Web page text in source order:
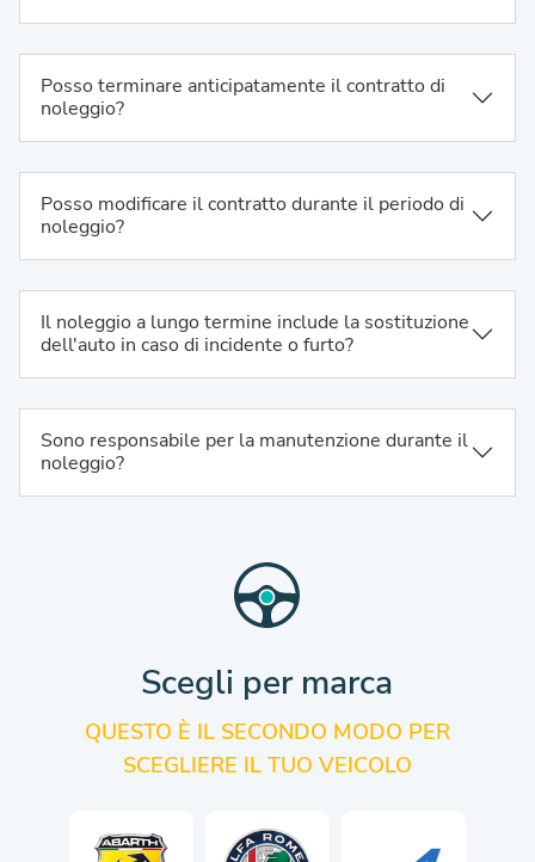
Posso terminare anticipatamente il contratto di
noleggio?
Posso modificare il contratto durante il periodo di
noleggio?
Il noleggio a lungo termine include la sostituzione
dell'auto in caso di incidente o furto?
Sono responsabile per la manutenzione durante il
noleggio?
Scegli per marca
QUESTO È IL SECONDO MODO PER
SCEGLIERE IL TUO VEICOLO